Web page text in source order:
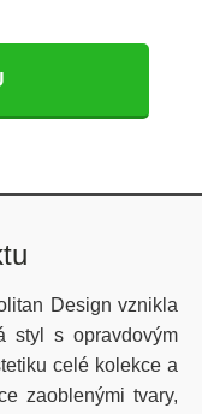
Design vznikla
styl s opravdovým
celé kolekce a
zaoblenými tvary,